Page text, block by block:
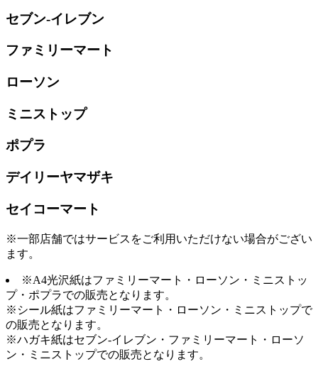
セブン-イレブン
ファミリーマート
ローソン
ミニストップ
ポプラ
デイリーヤマザキ
セイコーマート
※一部店舗ではサービスをご利用いただけない場合がござい
ます。
※A4光沢紙はファミリーマート・ローソン・ミニストッ
プ・ポプラでの販売となります。
※シール紙はファミリーマート・ローソン・ミニストップで
の販売となります。
※ハガキ紙はセブン-イレブン・ファミリーマート・ローソ
ン・ミニストップでの販売となります。